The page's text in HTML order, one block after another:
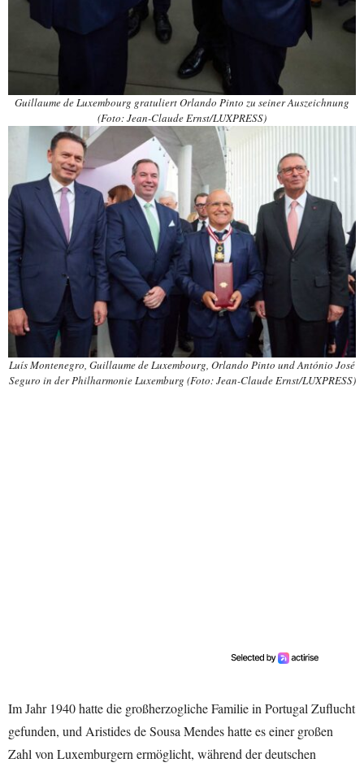
Guillaume de Luxembourg gratuliert Orlando Pinto zu seiner Auszeichnung
(Foto: Jean-Claude Ernst/LUXPRESS)
Luís Montenegro, Guillaume de Luxembourg, Orlando Pinto und António José
Seguro in der Philharmonie Luxemburg (Foto: Jean-Claude Ernst/LUXPRESS)
Im Jahr 1940 hatte die großherzogliche Familie in Portugal Zuflucht
gefunden, und Aristides de Sousa Mendes hatte es einer großen
Zahl von Luxemburgern ermöglicht, während der deutschen